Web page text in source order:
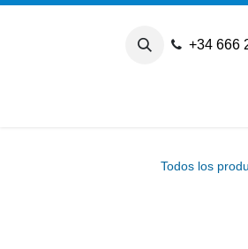
Ir al contenido
+34 666
Todos los